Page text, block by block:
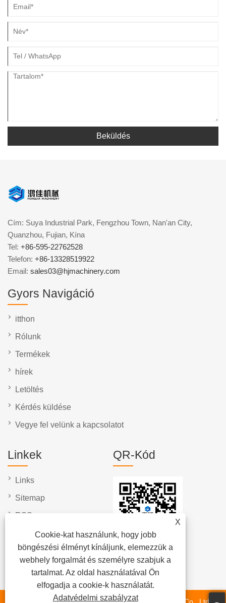
Beküldés
X
Cookie-kat használunk, hogy jobb
böngészési élményt kínáljunk, elemezzük a
webhely forgalmát és személyre szabjuk a
tartalmat. Az oldal használatával Ön
elfogadja a cookie-k használatát.
Adatvédelmi szabályzat
Cím: Suya Industrial Park, Fengzhou Town, Nan'an City,
Quanzhou, Fujian, Kína
Tel: +86-595-22762528
Telefon: +86-13328519922
Email: sales03@hjmachinery.com
Gyors Navigáció
itthon
Rólunk
Termékek
hírek
Letöltés
Kérdés küldése
Vegye fel velünk a kapcsolatot
Linkek
Links
Sitemap
RSS
Adatvédelmi szabályzat
QR-Kód